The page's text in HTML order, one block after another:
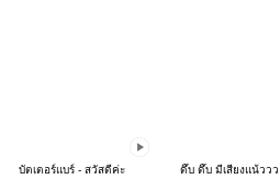
บัตเตอร์แบร์ - สวัสดีค่ะ